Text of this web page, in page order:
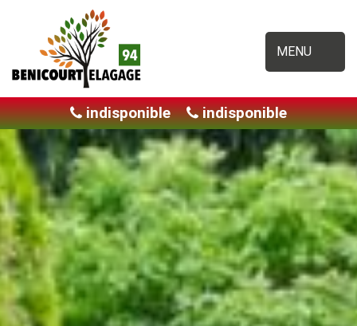
MENU
indisponible indisponible